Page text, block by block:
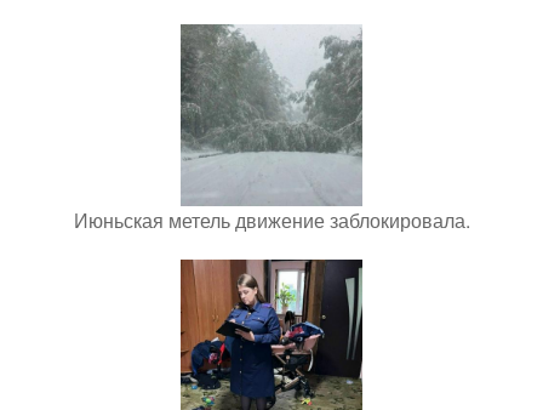
Июньская метель движение заблокировала.